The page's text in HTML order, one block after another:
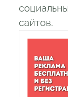
рекламы
4.1
и
сайтов.